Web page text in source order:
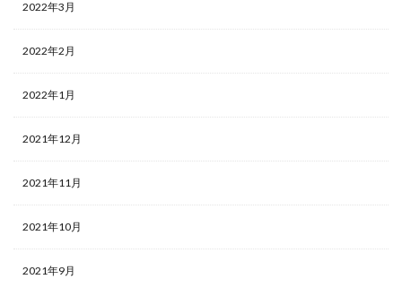
2022年3月
2022年2月
2022年1月
2021年12月
2021年11月
2021年10月
2021年9月